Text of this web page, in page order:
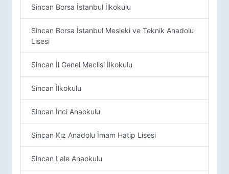
Sincan Borsa İstanbul İlkokulu
Sincan Borsa İstanbul Mesleki ve Teknik Anadolu
Lisesi
Sincan İl Genel Meclisi İlkokulu
Sincan İlkokulu
Sincan İnci Anaokulu
Sincan Kız Anadolu İmam Hatip Lisesi
Sincan Lale Anaokulu